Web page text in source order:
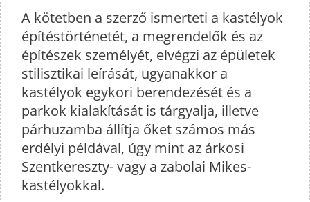
A kötetben a szerző ismerteti a kastélyok
építéstörténetét, a megrendelők és az
építészek személyét, elvégzi az épületek
stilisztikai leírását, ugyanakkor a
kastélyok egykori berendezését és a
parkok kialakítását is tárgyalja, illetve
párhuzamba állítja őket számos más
erdélyi példával, úgy mint az árkosi
Szentkereszty- vagy a zabolai Mikes-
kastélyokkal.